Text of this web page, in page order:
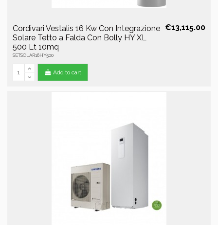
Cordivari Vestalis 16 Kw Con Integrazione
Solare Tetto a Falda Con Bolly HY XL
500 Lt 10mq
SETSOLAR16HY500
€13,115.00
Add to cart